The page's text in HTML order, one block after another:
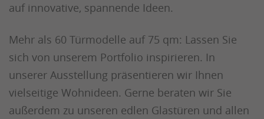
auf innovative, spannende Ideen.
Mehr als 60 Türmodelle auf 75 qm: Lassen Sie
sich von unserem Portfolio inspirieren. In
unserer Ausstellung präsentieren wir Ihnen
vielseitige Wohnideen. Gerne beraten wir Sie
außerdem zu unseren edlen Glastüren und allen